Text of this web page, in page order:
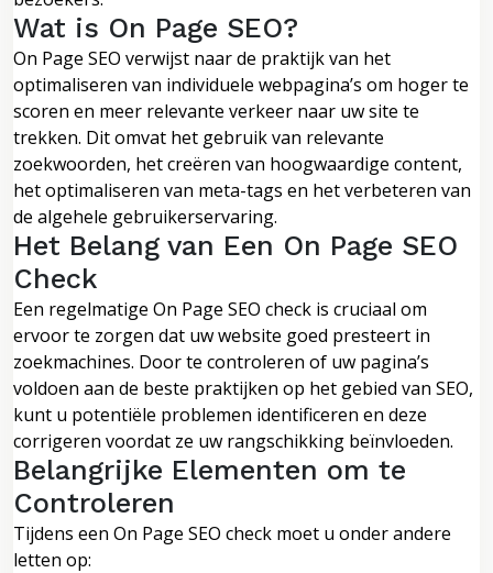
Wat is On Page SEO?
On Page SEO verwijst naar de praktijk van het
optimaliseren van individuele webpagina’s om hoger te
scoren en meer relevante verkeer naar uw site te
trekken. Dit omvat het gebruik van relevante
zoekwoorden, het creëren van hoogwaardige content,
het optimaliseren van meta-tags en het verbeteren van
de algehele gebruikerservaring.
Het Belang van Een On Page SEO
Check
Een regelmatige On Page SEO check is cruciaal om
ervoor te zorgen dat uw website goed presteert in
zoekmachines. Door te controleren of uw pagina’s
voldoen aan de beste praktijken op het gebied van SEO,
kunt u potentiële problemen identificeren en deze
corrigeren voordat ze uw rangschikking beïnvloeden.
Belangrijke Elementen om te
Controleren
Tijdens een On Page SEO check moet u onder andere
letten op: